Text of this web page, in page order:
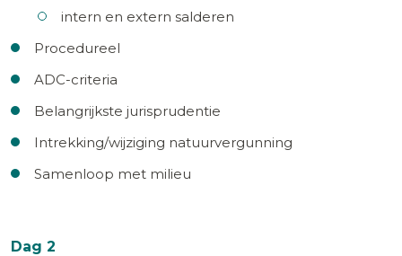
intern en extern salderen
Procedureel
ADC-criteria
Belangrijkste jurisprudentie
Intrekking/wijziging natuurvergunning
Samenloop met milieu
Dag 2